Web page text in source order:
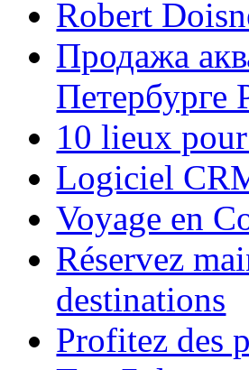
Robert
Продажа
Петербурге
10 lieux
Logiciel
Voyage en
Réservez
destinations
Profitez des